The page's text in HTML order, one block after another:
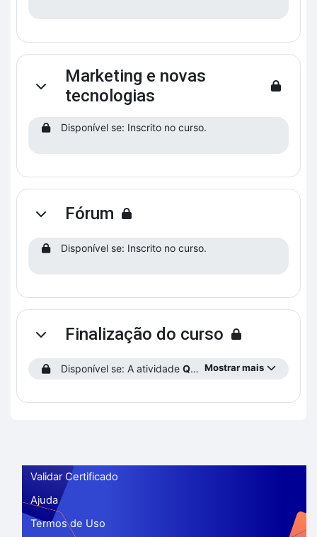
Contrair
Marketing e novas
tecnologias
Disponível se: Inscrito no curso.
ContrairFórum
Disponível se: Inscrito no curso.
ContrairFinalização do curso
Mostrar mais
Disponível se: A atividade Questionário 2 está
Validar Certificado
Ajuda
Termos de Uso